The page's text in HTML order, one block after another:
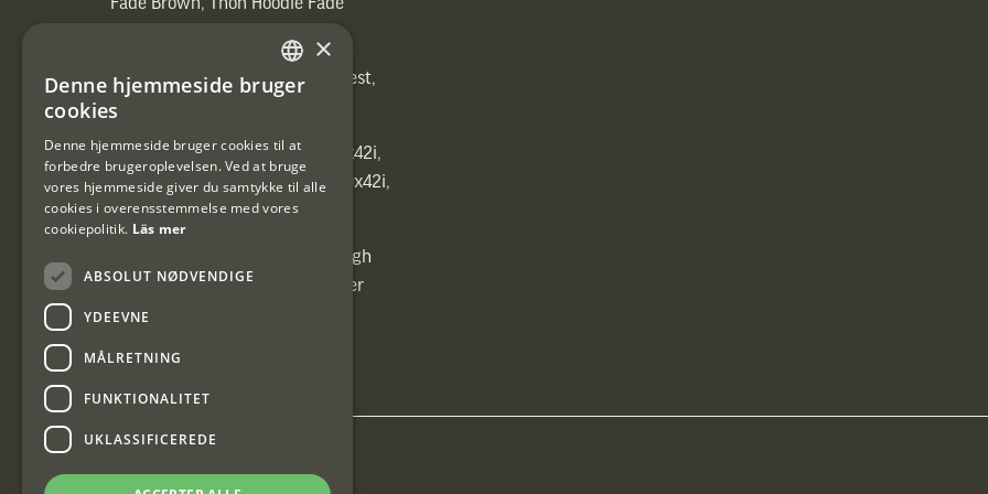
[ih_use_fallback_field(Heated vest,
Heated vest)]
[ih_use_fallback_field(C6 1,7-10x42i,
6ggr förstoringsväxel!, C6 1,7-10x42i,
6ggr förstoringsväxel!)]
[ih_use_fallback_field(Carrier High
Energy Professional 15kg, Carrier
High Energy Professional 15kg)]
SWEDISH
×
Denne hjemmeside bruger
cookies
Denne hjemmeside bruger cookies til at
forbedre brugeroplevelsen. Ved at bruge
vores hjemmeside giver du samtykke til alle
cookies i overensstemmelse med vores
cookiepolitik. Läs mer
ABSOLUT NØDVENDIGE
YDEEVNE
MÅLRETNING
FUNKTIONALITET
UKLASSIFICEREDE